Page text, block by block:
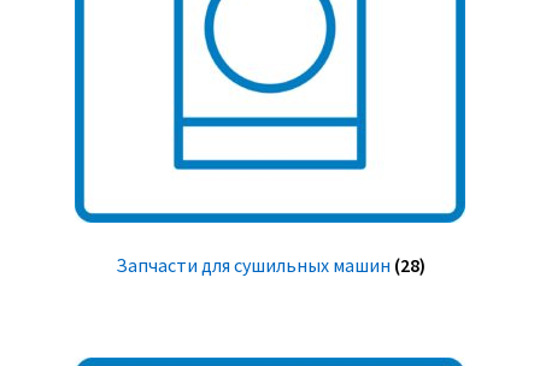
Запчасти для сушильных машин (28)